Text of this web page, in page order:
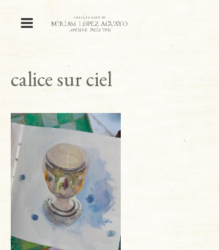
calice sur ciel